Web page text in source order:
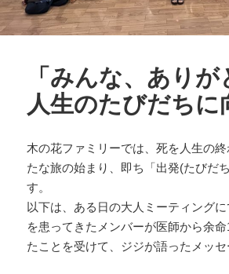
「みんな、あり
人生のたびだちに
木の花ファミリーでは、死を人生の
たな旅の始まり、即ち「出発(たびだ
す。
以下は、ある日の大人ミーティング
を患ってきたメンバーが医師から余
たことを受けて、ジジが語ったメッセ